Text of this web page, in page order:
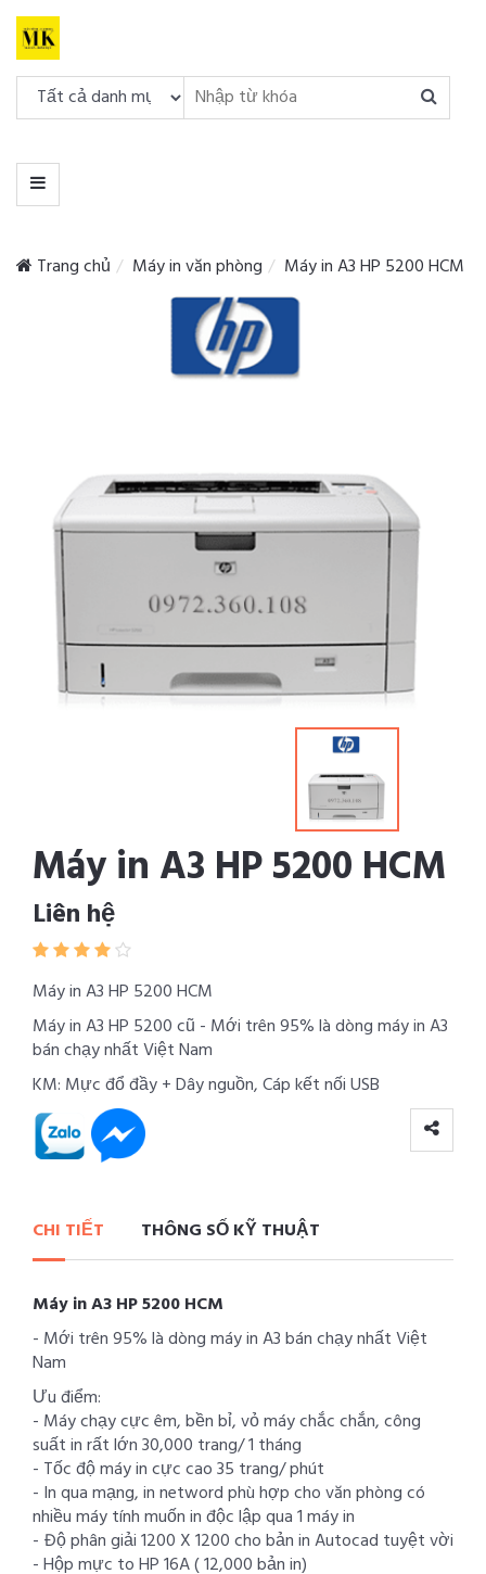
DANH
MỤC
MENU
Trang chủ Máy in văn phòng Máy in A3 HP 5200 HCM
Máy in A3 HP 5200 HCM
Liên hệ
Máy in A3 HP 5200 HCM
Máy in A3 HP 5200 cũ - Mới trên 95% là dòng máy in A3
bán chạy nhất Việt Nam
KM: Mực đổ đầy + Dây nguồn, Cáp kết nối USB
CHI TIẾT THÔNG SỐ KỸ THUẬT
Máy in A3 HP 5200 HCM
- Mới trên 95% là dòng máy in A3 bán chạy nhất Việt
Nam
Ưu điểm:
- Máy chạy cực êm, bền bỉ, vỏ máy chắc chắn, công
suất in rất lớn 30,000 trang/ 1 tháng
- Tốc độ máy in cực cao 35 trang/ phút
- In qua mạng, in netword phù hợp cho văn phòng có
nhiều máy tính muốn in độc lập qua 1 máy in
- Độ phân giải 1200 X 1200 cho bản in Autocad tuyệt vời
- Hộp mực to HP 16A ( 12,000 bản in)